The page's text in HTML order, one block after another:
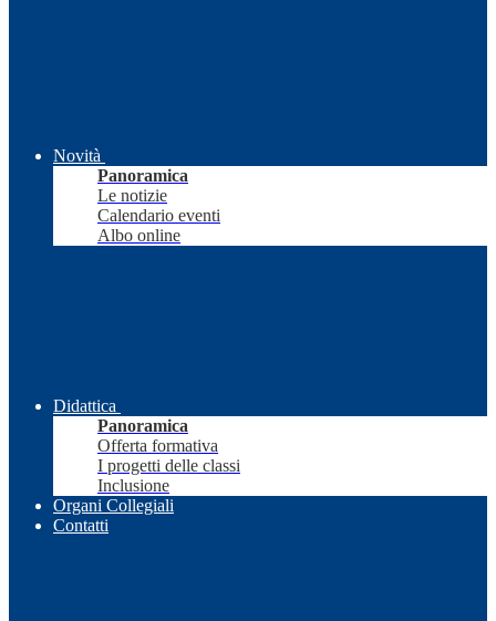
Novità
Panoramica
Le notizie
Calendario eventi
Albo online
Didattica
Panoramica
Offerta formativa
I progetti delle classi
Inclusione
Organi Collegiali
Contatti